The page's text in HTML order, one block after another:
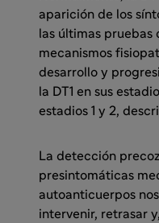
aparición de los
las últimas pruebas
mecanismos
desarrollo y
la DT1 en sus
estadios 1 y 2,
La detección
presintomáticas
autoanticuerpos
intervenir, retrasar